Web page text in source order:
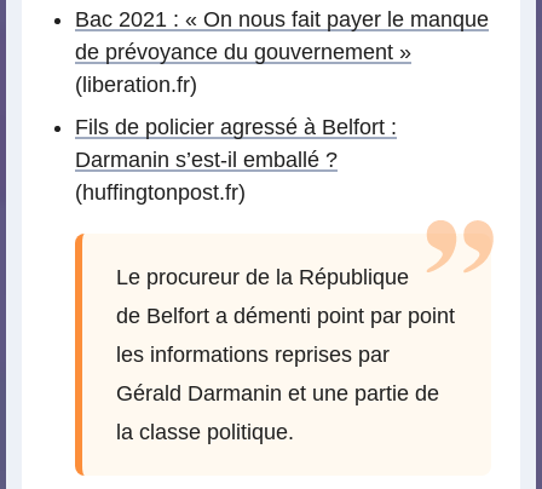
Bac 2021 : « On nous fait payer le manque
de prévoyance du gouvernement »
(liberation.fr)
Fils de policier agressé à Belfort :
Darmanin s’est-il emballé ?
(huffingtonpost.fr)
Le procureur de la République
de Belfort a démenti point par point
les informations reprises par
Gérald Darmanin et une partie de
la classe politique.